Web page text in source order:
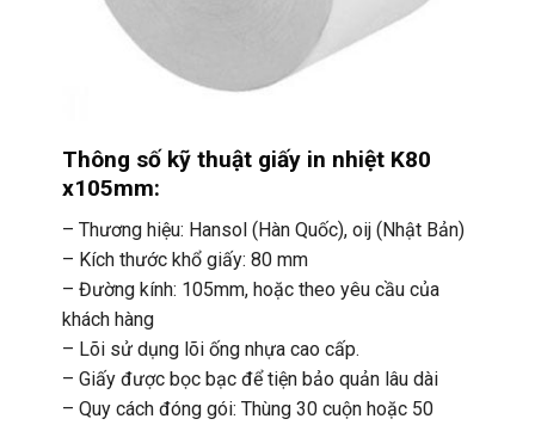
Thông số kỹ thuật giấy in nhiệt K80
x105mm:
– Thương hiệu: Hansol (Hàn Quốc), oij (Nhật Bản)
– Kích thước khổ giấy: 80 mm
– Đường kính: 105mm, hoặc theo yêu cầu của
khách hàng
– Lõi sử dụng lõi ống nhựa cao cấp.
– Giấy được bọc bạc để tiện bảo quản lâu dài
– Quy cách đóng gói: Thùng 30 cuộn hoặc 50